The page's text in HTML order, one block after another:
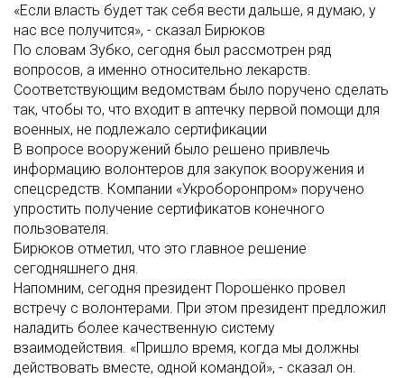
«Если власть будет так себя вести дальше, я думаю, у
нас все получится», - сказал Бирюков
По словам Зубко, сегодня был рассмотрен ряд
вопросов, а именно относительно лекарств.
Соответствующим ведомствам было поручено сделать
так, чтобы то, что входит в аптечку первой помощи для
военных, не подлежало сертификации
В вопросе вооружений было решено привлечь
информацию волонтеров для закупок вооружения и
спецсредств. Компании «Укроборонпром» поручено
упростить получение сертификатов конечного
пользователя.
Бирюков отметил, что это главное решение
сегодняшнего дня.
Напомним, сегодня президент Порошенко провел
встречу с волонтерами. При этом президент предложил
наладить более качественную систему
взаимодействия. «Пришло время, когда мы должны
действовать вместе, одной командой», - сказал он.